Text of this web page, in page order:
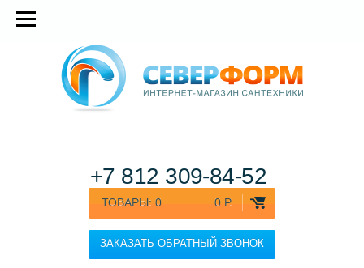
ТОВАРЫ: 0 0 Р.
ЗАКАЗАТЬ ОБРАТНЫЙ ЗВОНОК
+7 812 309-84-52